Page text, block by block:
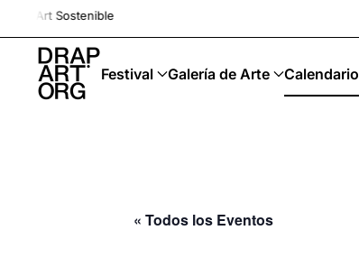
Ir al contenido principal
Festival Galería de Arte Calendario
« Todos los Eventos